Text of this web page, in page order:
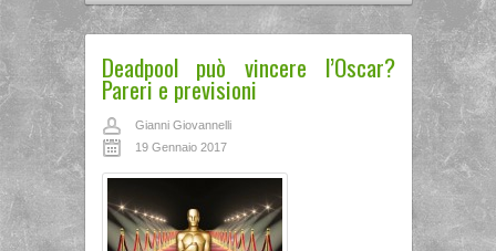
Deadpool può vincere l’Oscar?
Pareri e previsioni
Gianni Giovannelli
19 Gennaio 2017